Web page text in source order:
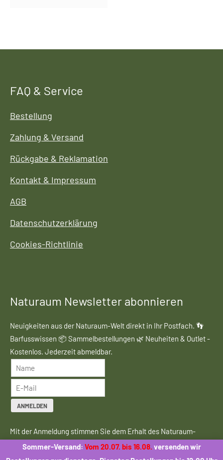
Sommer-Versand: Vom 20.07. bis 16.08. versenden wir
FAQ & Service
Bestellung
Zahlung & Versand
Rückgabe & Reklamation
Kontakt & Impressum
AGB
Datenschutzerklärung
Cookies-Richtlinie
Naturaum Newsletter abonnieren
Neuigkeiten aus der Naturaum-Welt direkt in Ihr Postfach. 👣
Barfusswissen 📦 Sammelbestellungen 🌿 Neuheiten & Outlet -
Kostenlos. Jederzeit abmeldbar.
ANMELDEN
Mit der Anmeldung stimmen Sie dem Erhalt des Naturaum-
Newsletters zu. Eine Weitergabe Ihrer Daten an Dritte erfolgt
nicht.